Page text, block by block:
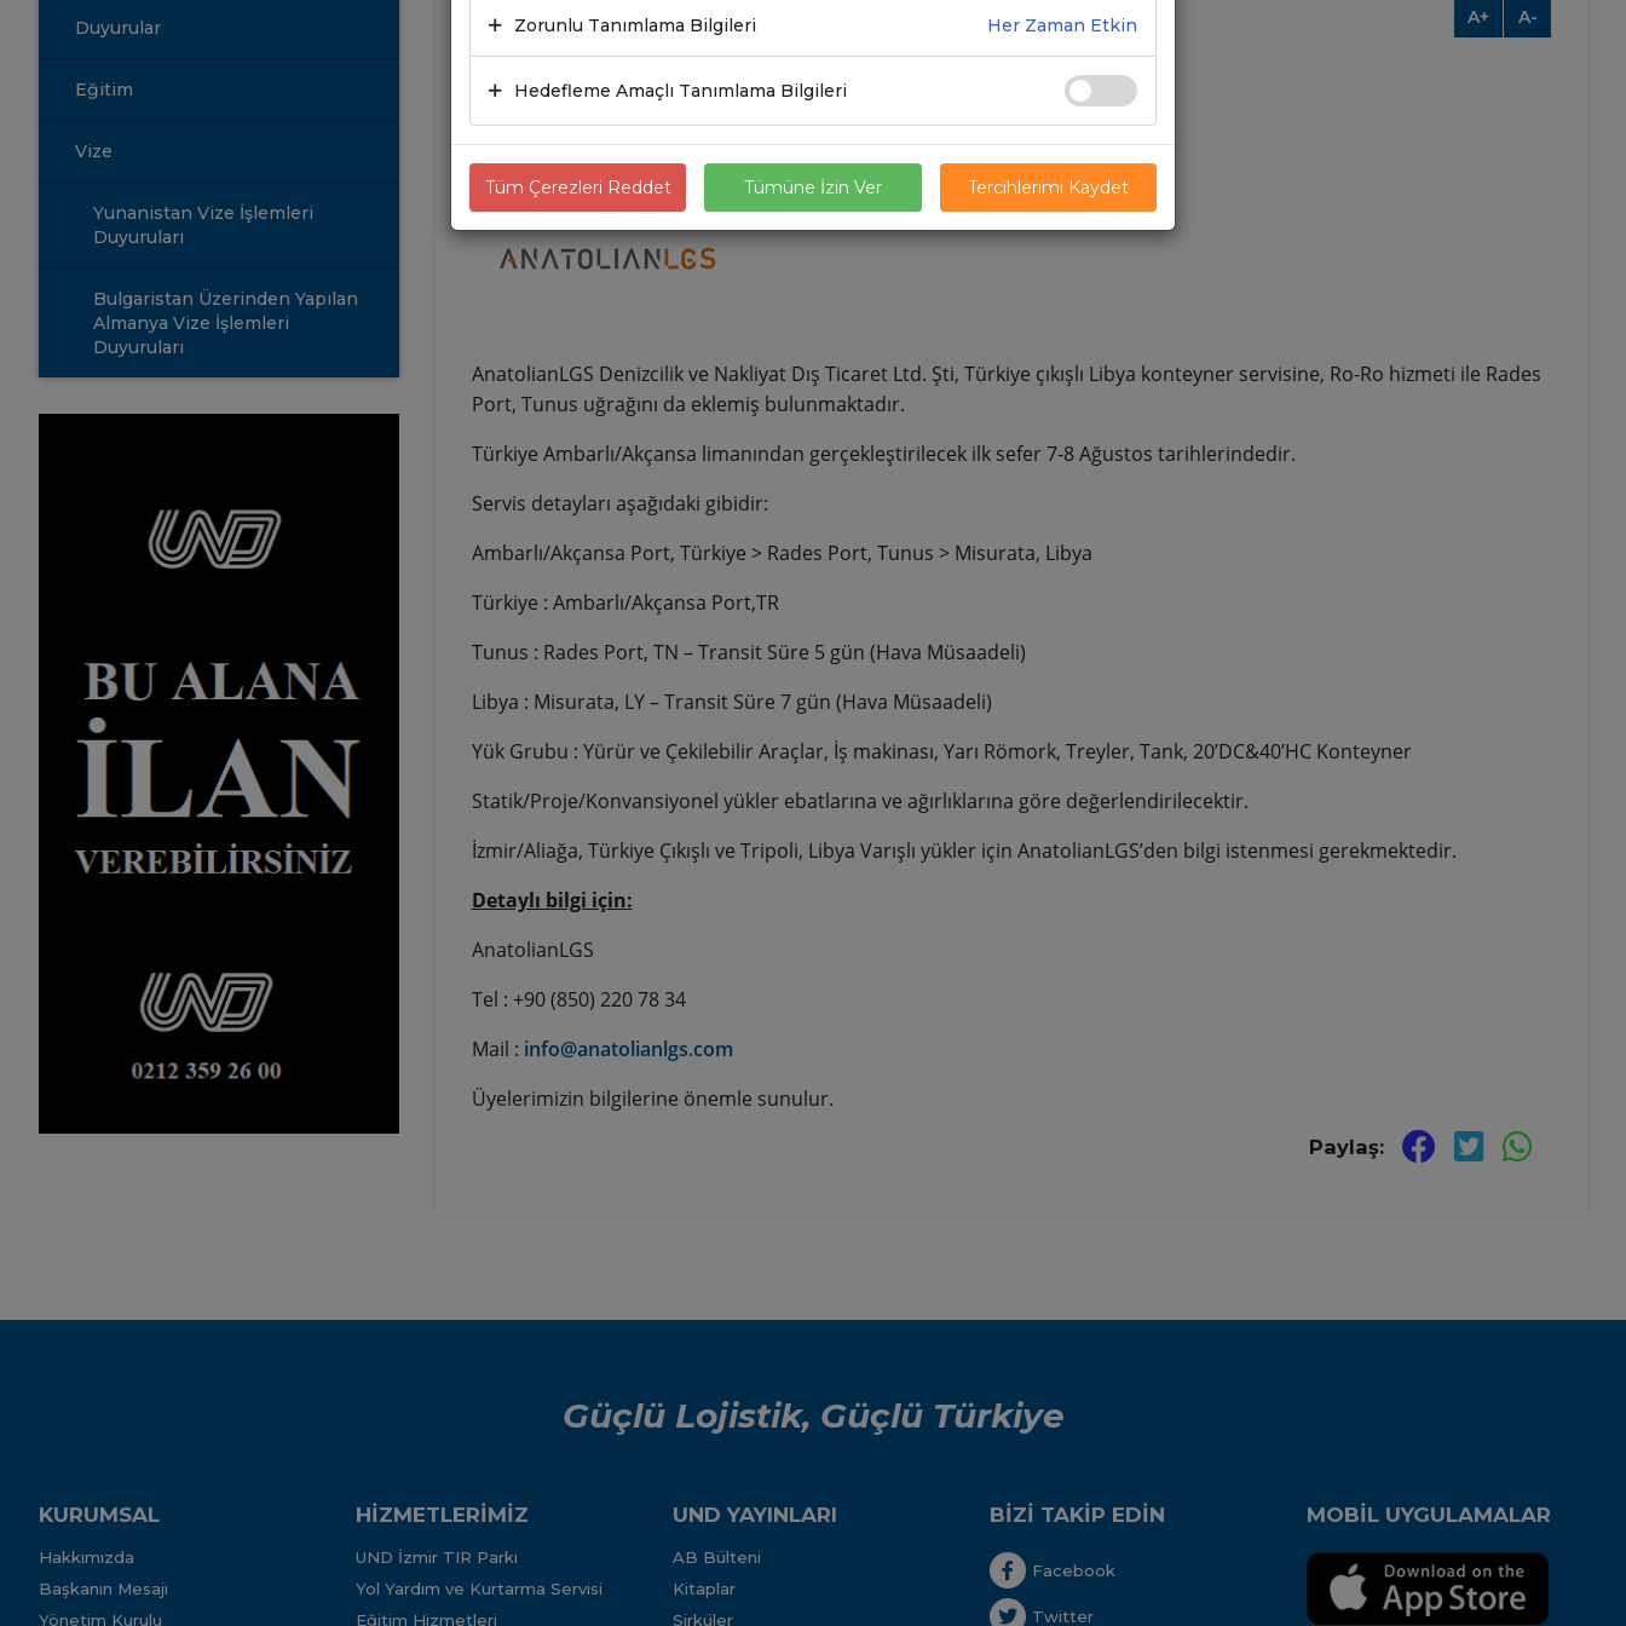
Duyurular
Eğitim
Vize
Yunanistan Vize İşlemleri
Duyuruları
Bulgaristan Üzerinden Yapılan
Almanya Vize İşlemleri
Duyuruları
29.07.2020 A+ A-
AnatolianLGS Denizcilik ve Nakliyat Dış Ticaret Ltd. Şti, Türkiye çıkışlı Libya konteyner servisine, Ro-Ro hizmeti ile Rades
Port, Tunus uğrağını da eklemiş bulunmaktadır.
Türkiye Ambarlı/Akçansa limanından gerçekleştirilecek ilk sefer 7-8 Ağustos tarihlerindedir.
Servis detayları aşağıdaki gibidir:
Ambarlı/Akçansa Port, Türkiye > Rades Port, Tunus > Misurata, Libya
Türkiye : Ambarlı/Akçansa Port,TR
Tunus : Rades Port, TN – Transit Süre 5 gün (Hava Müsaadeli)
Libya : Misurata, LY – Transit Süre 7 gün (Hava Müsaadeli)
Yük Grubu : Yürür ve Çekilebilir Araçlar, İş makinası, Yarı Römork, Treyler, Tank, 20’DC&40’HC Konteyner
Statik/Proje/Konvansiyonel yükler ebatlarına ve ağırlıklarına göre değerlendirilecektir.
İzmir/Aliağa, Türkiye Çıkışlı ve Tripoli, Libya Varışlı yükler için AnatolianLGS’den bilgi istenmesi gerekmektedir.
Detaylı bilgi için:
AnatolianLGS
Tel : +90 (850) 220 78 34
Mail : info@anatolianlgs.com
Üyelerimizin bilgilerine önemle sunulur.
Paylaş:
Güçlü Lojistik, Güçlü Türkiye
KURUMSAL
Hakkımızda
Başkanın Mesajı
Yönetim Kurulu
HİZMETLERİMİZ
UND İzmir TIR Parkı
Yol Yardım ve Kurtarma Servisi
Eğitim Hizmetleri
UND YAYINLARI
AB Bülteni
Kitaplar
Sirküler
BİZİ TAKİP EDİN
Facebook
Twitter
MOBİL UYGULAMALAR
Zorunlu Tanımlama Bilgileri Her Zaman Etkin
Hedefleme Amaçlı Tanımlama Bilgileri
Tüm Çerezleri Reddet Tümüne İzin Ver Tercihlerimi Kaydet